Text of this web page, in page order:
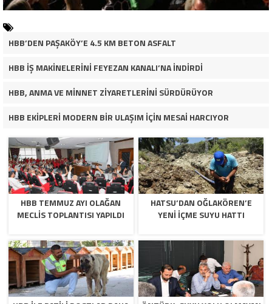
HBB’DEN PAŞAKÖY’E 4.5 KM BETON ASFALT
HBB İŞ MAKİNELERİNİ FEYEZAN KANALI’NA İNDİRDİ
HBB, ANMA VE MİNNET ZİYARETLERİNİ SÜRDÜRÜYOR
HBB EKİPLERİ MODERN BİR ULAŞIM İÇİN MESAİ HARCIYOR
HBB TEMMUZ AYI OLAĞAN
MECLİS TOPLANTISI YAPILDI
HATSU’DAN OĞLAKÖREN’E
YENİ İÇME SUYU HATTI